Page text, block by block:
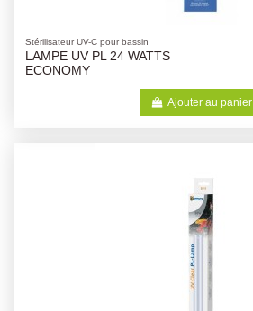
Stérilisateur UV-C pour bassin
LAMPE UV PL 24 WATTS
ECONOMY
Ajouter au panier